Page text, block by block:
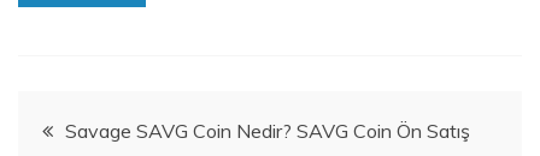
YazıSavage SAVG Coin Nedir? SAVG Coin Ön Satış